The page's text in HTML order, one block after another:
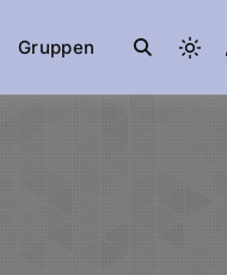
Gruppen